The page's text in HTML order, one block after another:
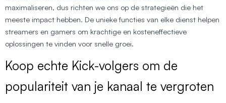
maximaliseren, dus richten we ons op de strategieën die het
meeste impact hebben. De unieke functies van elke dienst helpen
streamers en gamers om krachtige en kosteneffectieve
oplossingen te vinden voor snelle groei.
Koop echte Kick-volgers om de
populariteit van je kanaal te vergroten